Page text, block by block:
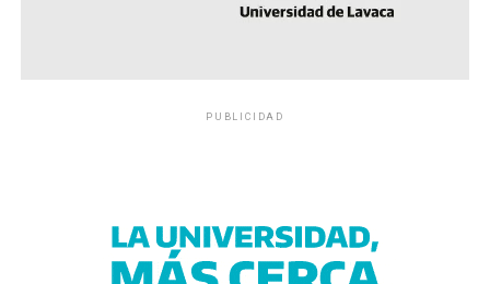
PUBLICIDAD